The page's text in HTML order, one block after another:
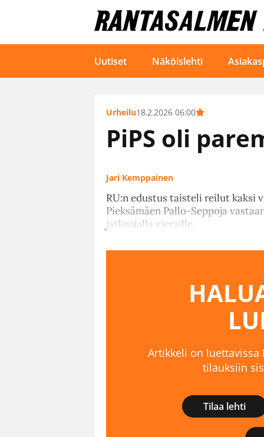
Uutiset Näköislehti
Urheilu18.2.2026 06:00
PiPS oli
Jari Kemppainen
RU:n edustus taisteli reilut kaksi
Pieksämäen Pallo-Seppoja
jatkoajalla vieraille.
Artikkeli on luettavissa
tilauksiin
Tilaa lehti